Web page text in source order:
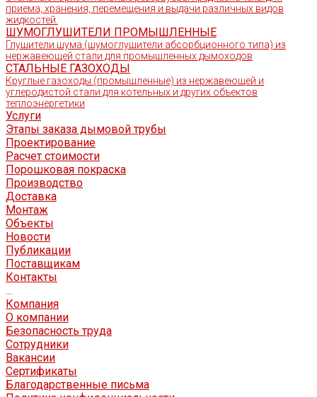
приема, хранения, перемещения и выдачи различных видов
жидкостей.
ШУМОГЛУШИТЕЛИ ПРОМЫШЛЕННЫЕ
Глушители шума (шумоглушители абсорбционного типа) из
нержавеющей стали для промышленных дымоходов
СТАЛЬНЫЕ ГАЗОХОДЫ
Круглые газоходы (промышленные) из нержавеющей и
углеродистой стали для котельных и других объектов
теплоэнергетики
Услуги
Этапы заказа дымовой трубы
Проектирование
Расчет стоимости
Порошковая покраска
Производство
Доставка
Монтаж
Объекты
Новости
Публикации
Поставщикам
Контакты
...
Компания
О компании
Безопасность труда
Сотрудники
Вакансии
Сертификаты
Благодарственные письма